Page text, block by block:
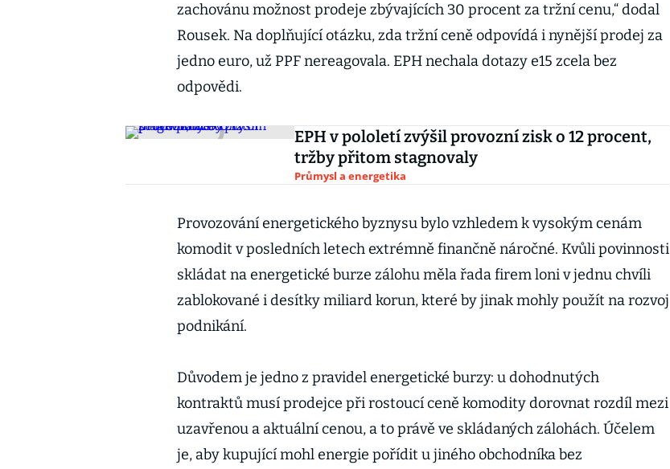
zachovánu možnost prodeje zbývajících 30 procent za tržní cenu,“ dodal
Rousek. Na doplňující otázku, zda tržní ceně odpovídá i nynější prodej za
jedno euro, už PPF nereagovala. EPH nechala dotazy e15 zcela bez
odpovědi.
EPH v pololetí zvýšil provozní zisk o 12 procent,
tržby přitom stagnovaly
Průmysl a energetika
Provozování energetického byznysu bylo vzhledem k vysokým cenám
komodit v posledních letech extrémně finančně náročné. Kvůli povinnosti
skládat na energetické burze zálohu měla řada firem loni v jednu chvíli
zablokované i desítky miliard korun, které by jinak mohly použít na rozvoj
podnikání.
Důvodem je jedno z pravidel energetické burzy: u dohodnutých
kontraktů musí prodejce při rostoucí ceně komodity dorovnat rozdíl mezi
uzavřenou a aktuální cenou, a to právě ve skládaných zálohách. Účelem
je, aby kupující mohl energie pořídit u jiného obchodníka bez